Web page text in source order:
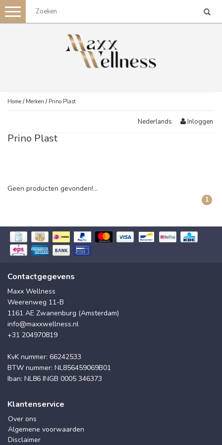
Toggle
navigation
Home / Merken / Prino Plast
Nederlands Inloggen
Prino Plast
Geen producten gevonden!...
1
Contactgegevens
Maxx Wellness
Weerenweg 11-B
1161 AE Zwanenburg (Amsterdam)
info@maxxwellness.nl
+31 204970819
KvK nummer: 66242533
BTW nummer: NL856459069B01
Iban: NL86 INGB 0005 346373
Klantenservice
Over ons
Algemene voorwaarden
Disclaimer